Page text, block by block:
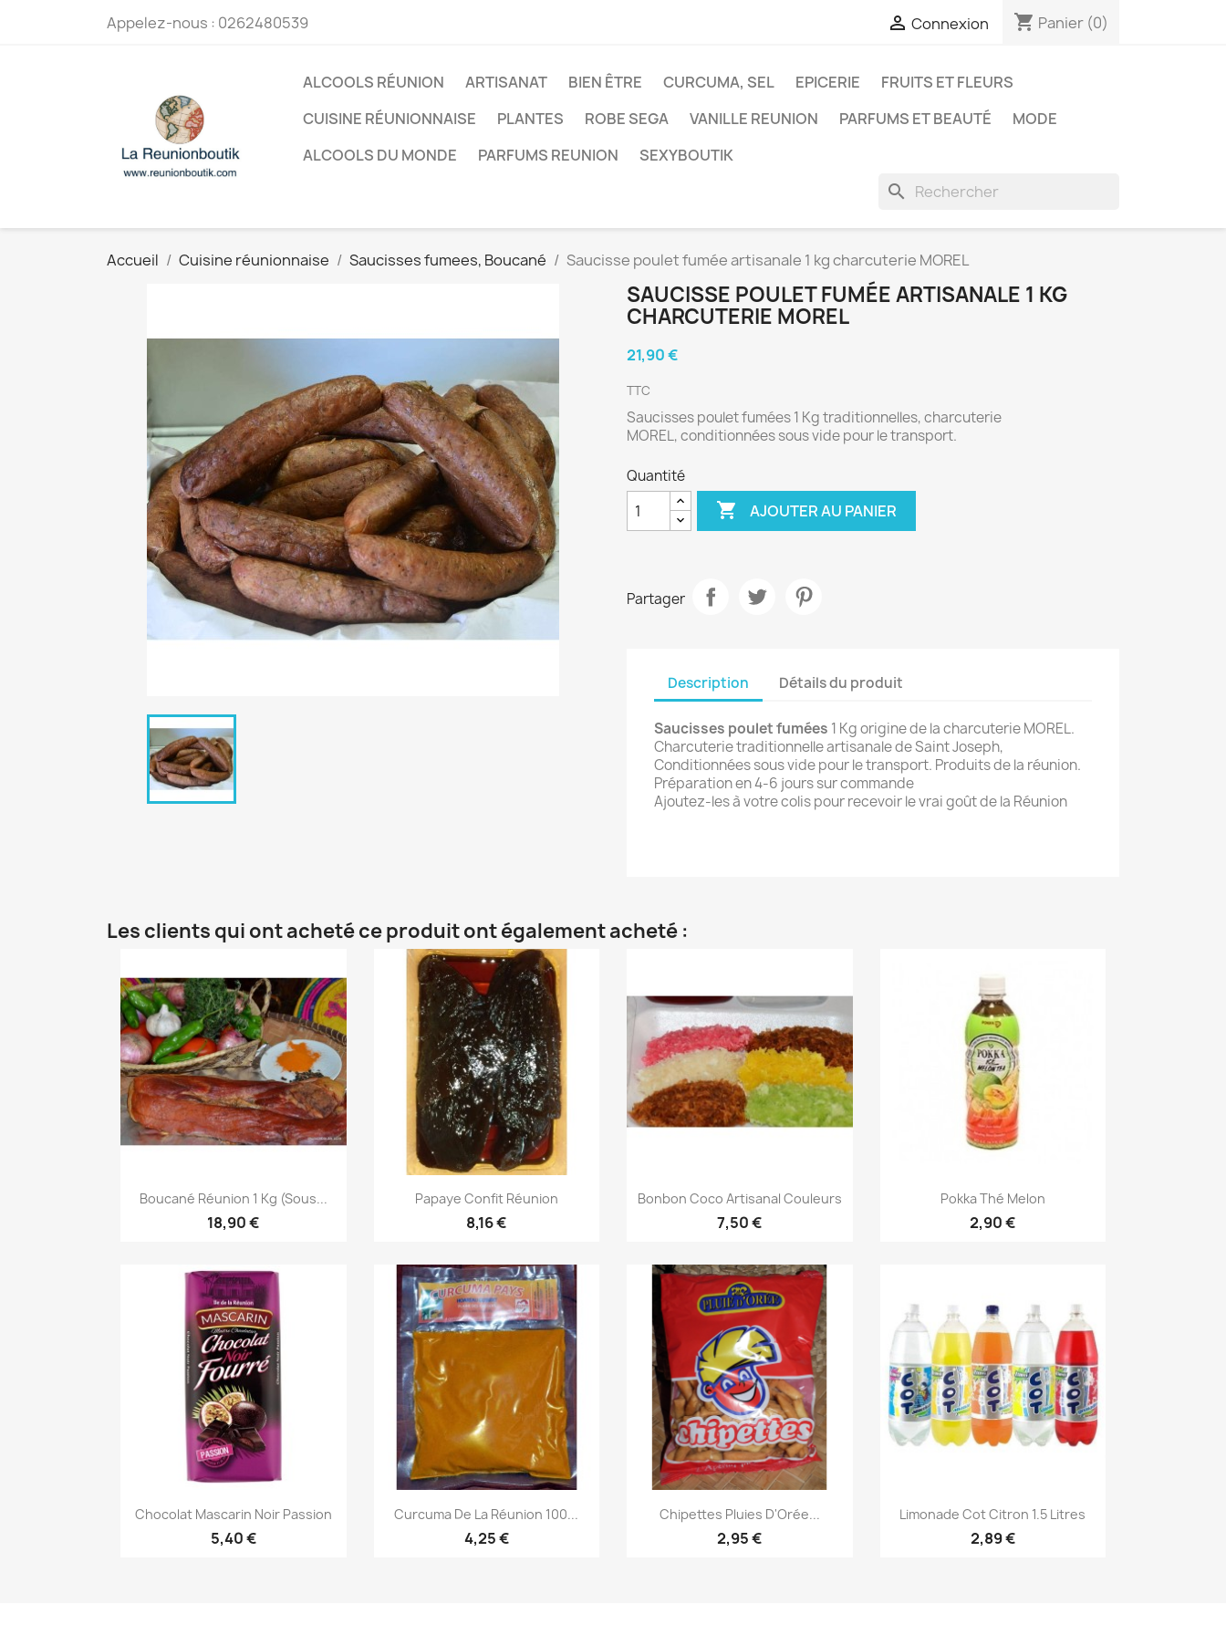
Appelez-nous : 0262480539  Connexion shopping_cart Panier (0)
ALCOOLS RÉUNION ARTISANAT BIEN ÊTRE CURCUMA, SEL EPICERIE
FRUITS ET FLEURS
CUISINE RÉUNIONNAISE
PLANTES ROBE SEGA VANILLE REUNION PARFUMS ET BEAUTÉ
MODE
ALCOOLS DU MONDE
PARFUMS REUNION SEXYBOUTIK
search
Accueil Cuisine réunionnaise Saucisses fumees, Boucané Saucisse poulet fumée artisanale 1 kg charcuterie MOREL
SAUCISSE POULET FUMÉE ARTISANALE 1 KG
CHARCUTERIE MOREL
21,90 €
TTC
Saucisses poulet fumées 1 Kg traditionnelles, charcuterie
MOREL, conditionnées sous vide pour le transport.
Quantité
 AJOUTER AU PANIER
Partager
Description Détails du produit
Saucisses poulet fumées 1 Kg origine de la charcuterie MOREL.
Charcuterie traditionnelle artisanale de Saint Joseph,
Conditionnées sous vide pour le transport. Produits de la réunion.
Préparation en 4-6 jours sur commande
Ajoutez-les à votre colis pour recevoir le vrai goût de la Réunion
Les clients qui ont acheté ce produit ont également acheté :
Aperçu rapide
Boucané Réunion 1 Kg (sous...
18,90 €
Aperçu rapide
Papaye Confit Réunion
8,16 €
Aperçu rapide
Bonbon Coco Artisanal Couleurs
7,50 €
Aperçu rapide
Pokka Thé Melon
2,90 €
Aperçu rapide
Chocolat Mascarin Noir Passion
5,40 €
Aperçu rapide
Curcuma De La Réunion 100...
4,25 €
Aperçu rapide
Chipettes Pluies D'Orée...
2,95 €
Aperçu rapide
Limonade Cot Citron 1.5 Litres
2,89 €